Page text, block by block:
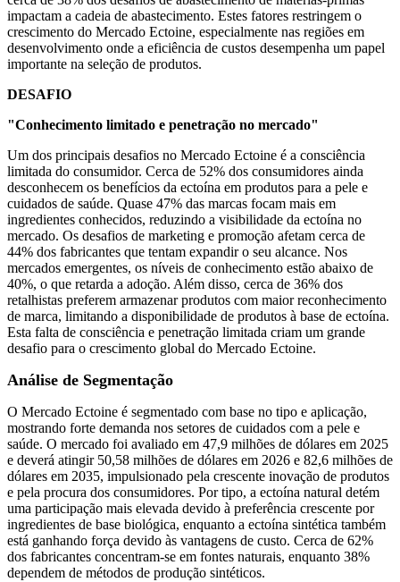
impactam a cadeia de abastecimento. Estes fatores restringem o
crescimento do Mercado Ectoine, especialmente nas regiões em
desenvolvimento onde a eficiência de custos desempenha um papel
importante na seleção de produtos.
DESAFIO
"Conhecimento limitado e penetração no mercado"
Um dos principais desafios no Mercado Ectoine é a consciência
limitada do consumidor. Cerca de 52% dos consumidores ainda
desconhecem os benefícios da ectoína em produtos para a pele e
cuidados de saúde. Quase 47% das marcas focam mais em
ingredientes conhecidos, reduzindo a visibilidade da ectoína no
mercado. Os desafios de marketing e promoção afetam cerca de
44% dos fabricantes que tentam expandir o seu alcance. Nos
mercados emergentes, os níveis de conhecimento estão abaixo de
40%, o que retarda a adoção. Além disso, cerca de 36% dos
retalhistas preferem armazenar produtos com maior reconhecimento
de marca, limitando a disponibilidade de produtos à base de ectoína.
Esta falta de consciência e penetração limitada criam um grande
desafio para o crescimento global do Mercado Ectoine.
Análise de Segmentação
O Mercado Ectoine é segmentado com base no tipo e aplicação,
mostrando forte demanda nos setores de cuidados com a pele e
saúde. O mercado foi avaliado em 47,9 milhões de dólares em 2025
e deverá atingir 50,58 milhões de dólares em 2026 e 82,6 milhões de
dólares em 2035, impulsionado pela crescente inovação de produtos
e pela procura dos consumidores. Por tipo, a ectoína natural detém
uma participação mais elevada devido à preferência crescente por
ingredientes de base biológica, enquanto a ectoína sintética também
está ganhando força devido às vantagens de custo. Cerca de 62%
dos fabricantes concentram-se em fontes naturais, enquanto 38%
dependem de métodos de produção sintéticos.